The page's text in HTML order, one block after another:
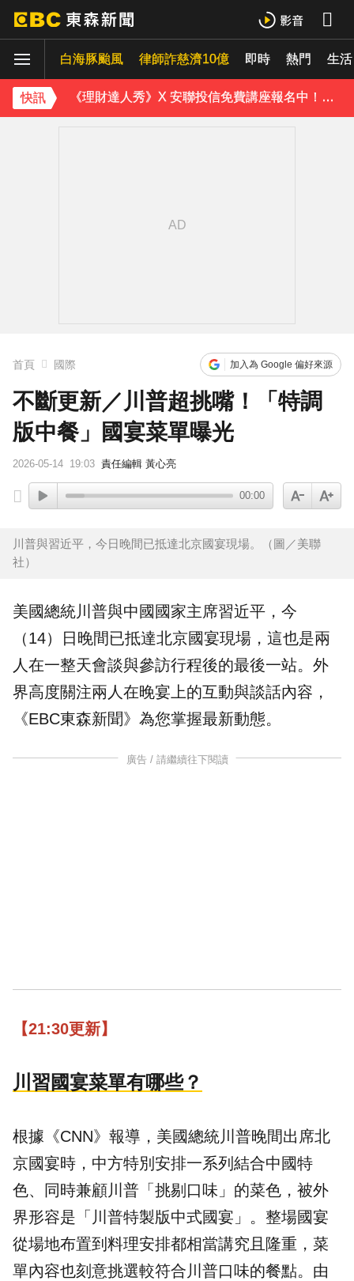
白海豚颱風 律師詐慈濟10億 即時 熱門 生活
快訊
下載東森App，隨時掌握天下大小事！
《理財達人秀》X 安聯投信免費講座報名中！搶先卡位 2027
下載東森App，隨時掌握天下大小事！
首頁 國際 加入為 Google 偏好來源
不斷更新／川普超挑嘴！「特調
版中餐」國宴菜單曝光
2026-05-14 19:03 責任編輯 黃心亮
00:00
川普與習近平，今日晚間已抵達北京國宴現場。（圖／美聯
社）
美國總統川普與中國 國家主席習近平 ，今
（14）日晚間已抵達北京國宴現場，這也是兩
人在一整天會談與參訪行程後的最後一站。外
界高度關注兩人在晚宴上的互動與談話內容，
《EBC東森新聞》為您掌握最新動態。
廣告 / 請繼續往下閱讀
【21:30更新】
川習國宴菜單有哪些？
根據《CNN》報導，美國總統川普晚間出席北
京國宴時，中方特別安排一系列結合中國特
色、同時兼顧川普「挑剔口味」的菜色，被外
界形容是「川普特製版中式國宴」。整場國宴
從場地布置到料理安排都相當講究且隆重，菜
單內容也刻意挑選較符合川普口味的餐點。由